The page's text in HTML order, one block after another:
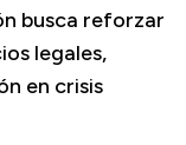
busca reforzar
legales,
en crisis